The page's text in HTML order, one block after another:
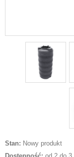
Stan: Nowy produkt